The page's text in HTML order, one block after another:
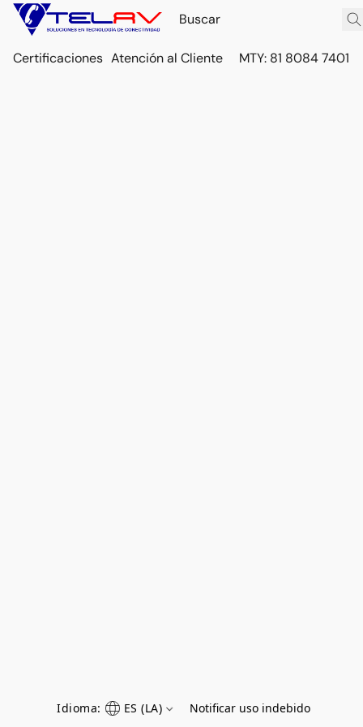
Certificaciones Atención al Cliente MTY: 81 8084 7401
Idioma: ES (LA) Notificar uso indebido